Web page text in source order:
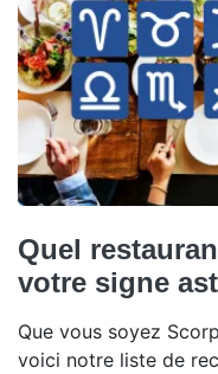
Quel
votre signe
Que vous soyez
voici notre liste de